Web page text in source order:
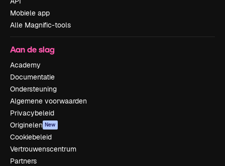
Mobiele app
Alle Magnific-tools
Aan de slag
Academy
Documentatie
Ondersteuning
Algemene voorwaarden
Privacybeleid
Originelen New
Cookiebeleid
Vertrouwenscentrum
Partners